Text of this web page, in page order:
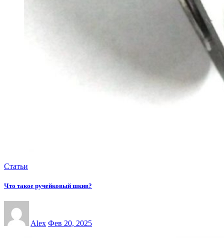
Статьи
Что такое ручейковый шкив?
Alex Фев 20, 2025